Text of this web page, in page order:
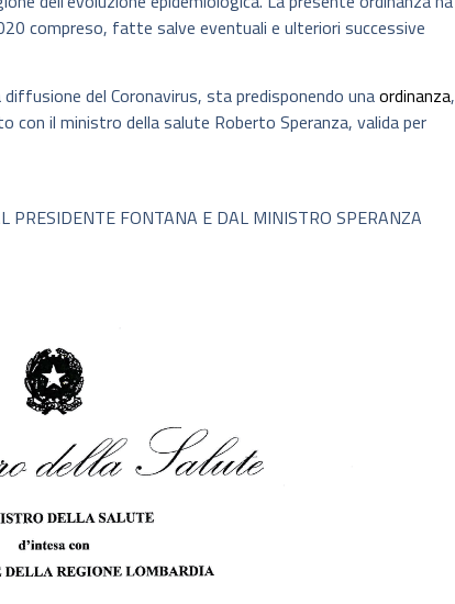
compreso, fatte salve eventuali e ulteriori successive
diffusione del Coronavirus, sta predisponendo unaordinanza,
con il ministro della salute Roberto Speranza, valida per
PRESIDENTE FONTANA E DAL MINISTRO SPERANZA